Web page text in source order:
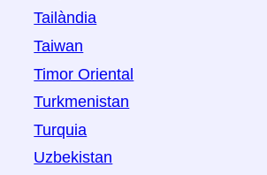
Tailàndia
Taiwan
Timor Oriental
Turkmenistan
Turquia
Uzbekistan